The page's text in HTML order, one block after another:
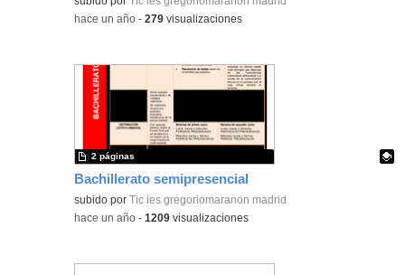
-hace un año -279 visualizaciones
Bachillerato semipresencial
Contenido educativo.
subido porTic ies gregoriomaranon madrid
2 páginas
-hace un año -1209 visualizaciones